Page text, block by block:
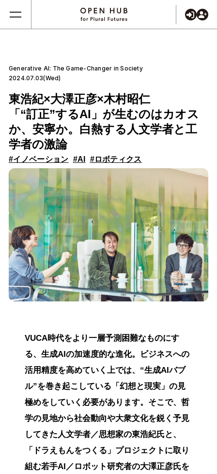
Generative AI: The Game-Changer in Society
2024.07.03(Wed)
東浩紀×大澤正彦×木村昭仁
「“訂正”するAI」が生むのはカオス
か、安寧か。白熱する人文学者と工
学者の激論
#イノベーション #AI #ロボティクス
VUCA時代をより一層予測困難なものにす
る、生成AIの加速度的な進化。ビジネスへの
活用精度を高めていく上では、“生成AIバブ
ル”を巻き起こしている「幻想と現実」の見
極めをしていく必要があります。そこで、哲
学の見地から社会動向や大衆文化を鋭く予見
してきた人文学者／思想家の東浩紀氏と、
「ドラえもんをつくる」プロジェクトに取り
組む若手AI／ロボット研究者の大澤正彦氏を